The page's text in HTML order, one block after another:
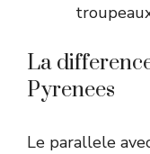
La
Pyrenees
Le parallele